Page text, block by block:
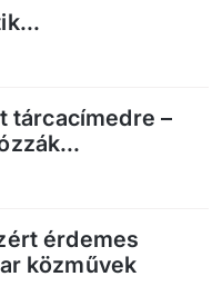
tárcacímedre –
érdemes
közművek